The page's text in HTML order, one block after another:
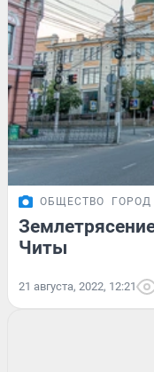
ОБЩЕСТВО ГОРОД
Читы
21 августа, 2022, 12:21